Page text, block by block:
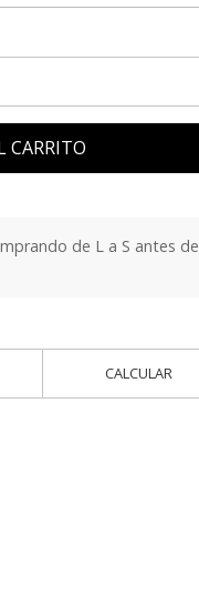
CARRITO
de L a S antes de
CALCULAR